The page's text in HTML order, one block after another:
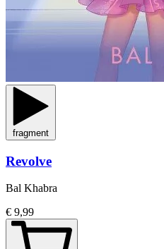
fragment
Revolve
Bal Khabra
€ 9,99